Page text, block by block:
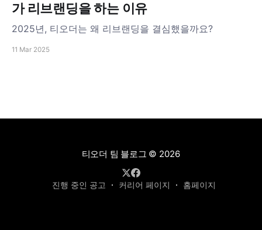
가 리브랜딩을 하는 이유
2025년, 티오더는 왜 리브랜딩을 결심했을까요?
11 Mar 2025
티오더 팀 블로그 © 2026
진행 중인 공고 커리어 페이지 홈페이지